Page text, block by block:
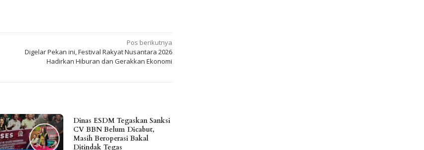
Pos berikutnya
Digelar Pekan ini, Festival Rakyat Nusantara 2026
Hadirkan Hiburan dan Gerakkan Ekonomi
Dinas ESDM Tegaskan Sanksi
CV BBN Belum Dicabut,
Masih Beroperasi Bakal
Ditindak Tegas